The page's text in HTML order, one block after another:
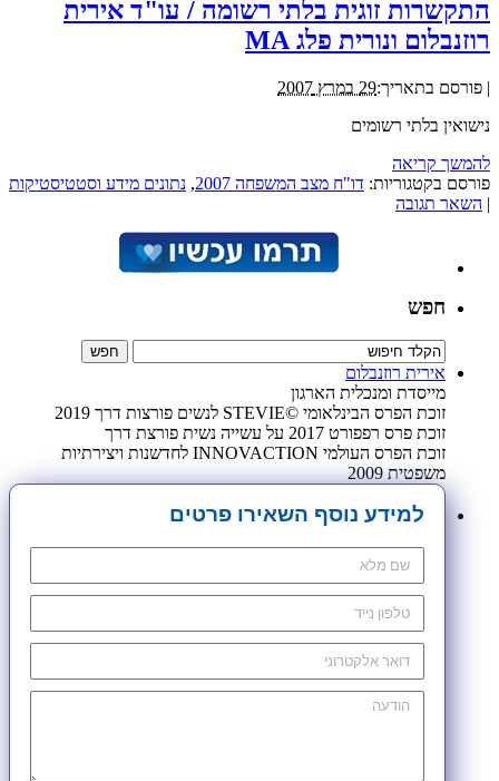
התקשרות זוגית בלתי רשומה / עו"ד אירית
רוזנבלום ונורית פלג MA
| פורסם בתאריך:29 במרץ 2007
נישואין בלתי רשומים
להמשך קריאה
פורסם בקטגוריות: דו"ח מצב המשפחה 2007 , נתונים מידע וסטטיסטיקות
| השאר תגובה
חפש
אירית רוזנבלום
מייסדת ומנכלית הארגון
זוכת הפרס הבינלאומי ©STEVIE לנשים פורצות דרך 2019
זוכת פרס רפפורט 2017 על עשייה נשית פורצת דרך
זוכת הפרס העולמי INNOVACTION לחדשנות ויצירתיות
משפטית 2009
למידע נוסף השאירו פרטים